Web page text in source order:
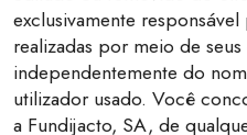
exclusivamente
realizadas por meio de
independentemente do
utilizador usado. Você
a Fundijacto, SA, de